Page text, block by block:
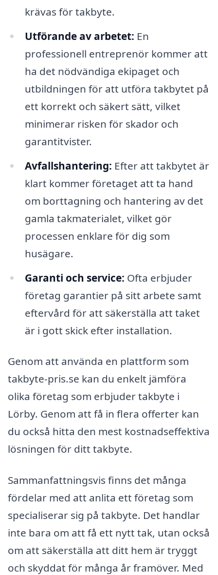
krävas för takbyte.
Utförande av arbetet: En
professionell entreprenör kommer att
ha det nödvändiga ekipaget och
utbildningen för att utföra takbytet på
ett korrekt och säkert sätt, vilket
minimerar risken för skador och
garantitvister.
Avfallshantering: Efter att takbytet är
klart kommer företaget att ta hand
om borttagning och hantering av det
gamla takmaterialet, vilket gör
processen enklare för dig som
husägare.
Garanti och service: Ofta erbjuder
företag garantier på sitt arbete samt
eftervård för att säkerställa att taket
är i gott skick efter installation.
Genom att använda en plattform som
takbyte-pris.se kan du enkelt jämföra
olika företag som erbjuder takbyte i
Lörby. Genom att få in flera offerter kan
du också hitta den mest kostnadseffektiva
lösningen för ditt takbyte.
Sammanfattningsvis finns det många
fördelar med att anlita ett företag som
specialiserar sig på takbyte. Det handlar
inte bara om att få ett nytt tak, utan också
om att säkerställa att ditt hem är tryggt
och skyddat för många år framöver. Med